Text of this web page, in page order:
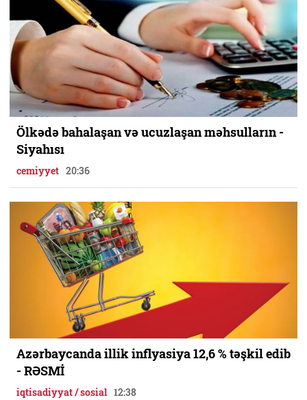
Ölkədə bahalaşan və ucuzlaşan məhsulların -
Siyahısı
cemiyyet 20:36
Azərbaycanda illik inflyasiya 12,6 % təşkil edib
- RƏSMİ
iqtisadiyyat / sosial 12:38